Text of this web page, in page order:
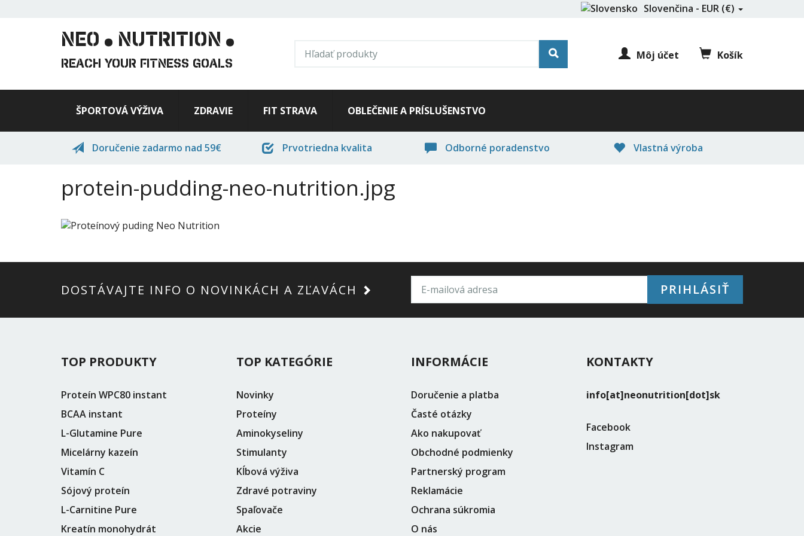
Slovenčina - EUR (€)
NEO . NUTRITION .
REACH YOUR FITNESS GOALS
Môj účet Košík
ŠPORTOVÁ VÝŽIVA ZDRAVIE FIT STRAVA OBLEČENIE A PRÍSLUŠENSTVO
Doručenie zadarmo nad 59€ Prvotriedna kvalita Odborné poradenstvo Vlastná výroba
protein-pudding-neo-nutrition.jpg
DOSTÁVAJTE INFO O NOVINKÁCH A ZĽAVÁCH PRIHLÁSIŤ
KONTAKTY
info[at]neonutrition[dot]sk
Facebook
Instagram
INFORMÁCIE
Doručenie a platba
Časté otázky
Ako nakupovať
Obchodné podmienky
Partnerský program
Reklamácie
Ochrana súkromia
O nás
TOP PRODUKTY
Proteín WPC80 instant
BCAA instant
L-Glutamine Pure
Micelárny kazeín
Vitamín C
Sójový proteín
L-Carnitine Pure
Kreatín monohydrát
TOP KATEGÓRIE
Novinky
Proteíny
Aminokyseliny
Stimulanty
Kĺbová výživa
Zdravé potraviny
Spaľovače
Akcie